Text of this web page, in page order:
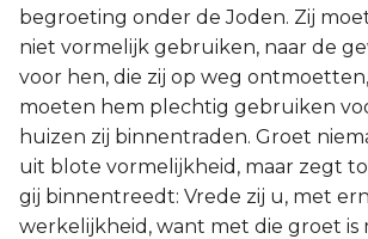
begroeting onder de Joden. Zij
niet vormelijk gebruiken, naar de
voor hen, die zij op weg
moeten hem plechtig gebruiken
huizen zij binnentraden. Groet
uit blote vormelijkheid, maar zegt
gij binnentreedt: Vrede zij u, met
werkelijkheid, want met die groet is